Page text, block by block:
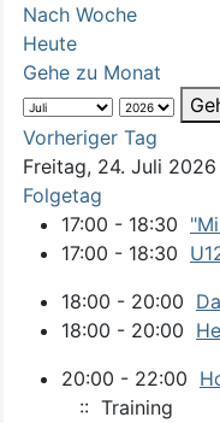
Nach Woche
Heute
Gehe zu Monat
Vorheriger Tag
Freitag, 24. Juli 2026
Folgetag
17:00 - 18:30
17:00 - 18:30
18:00 - 20:00
18:00 - 20:00
20:00 - 22:00
:: Training